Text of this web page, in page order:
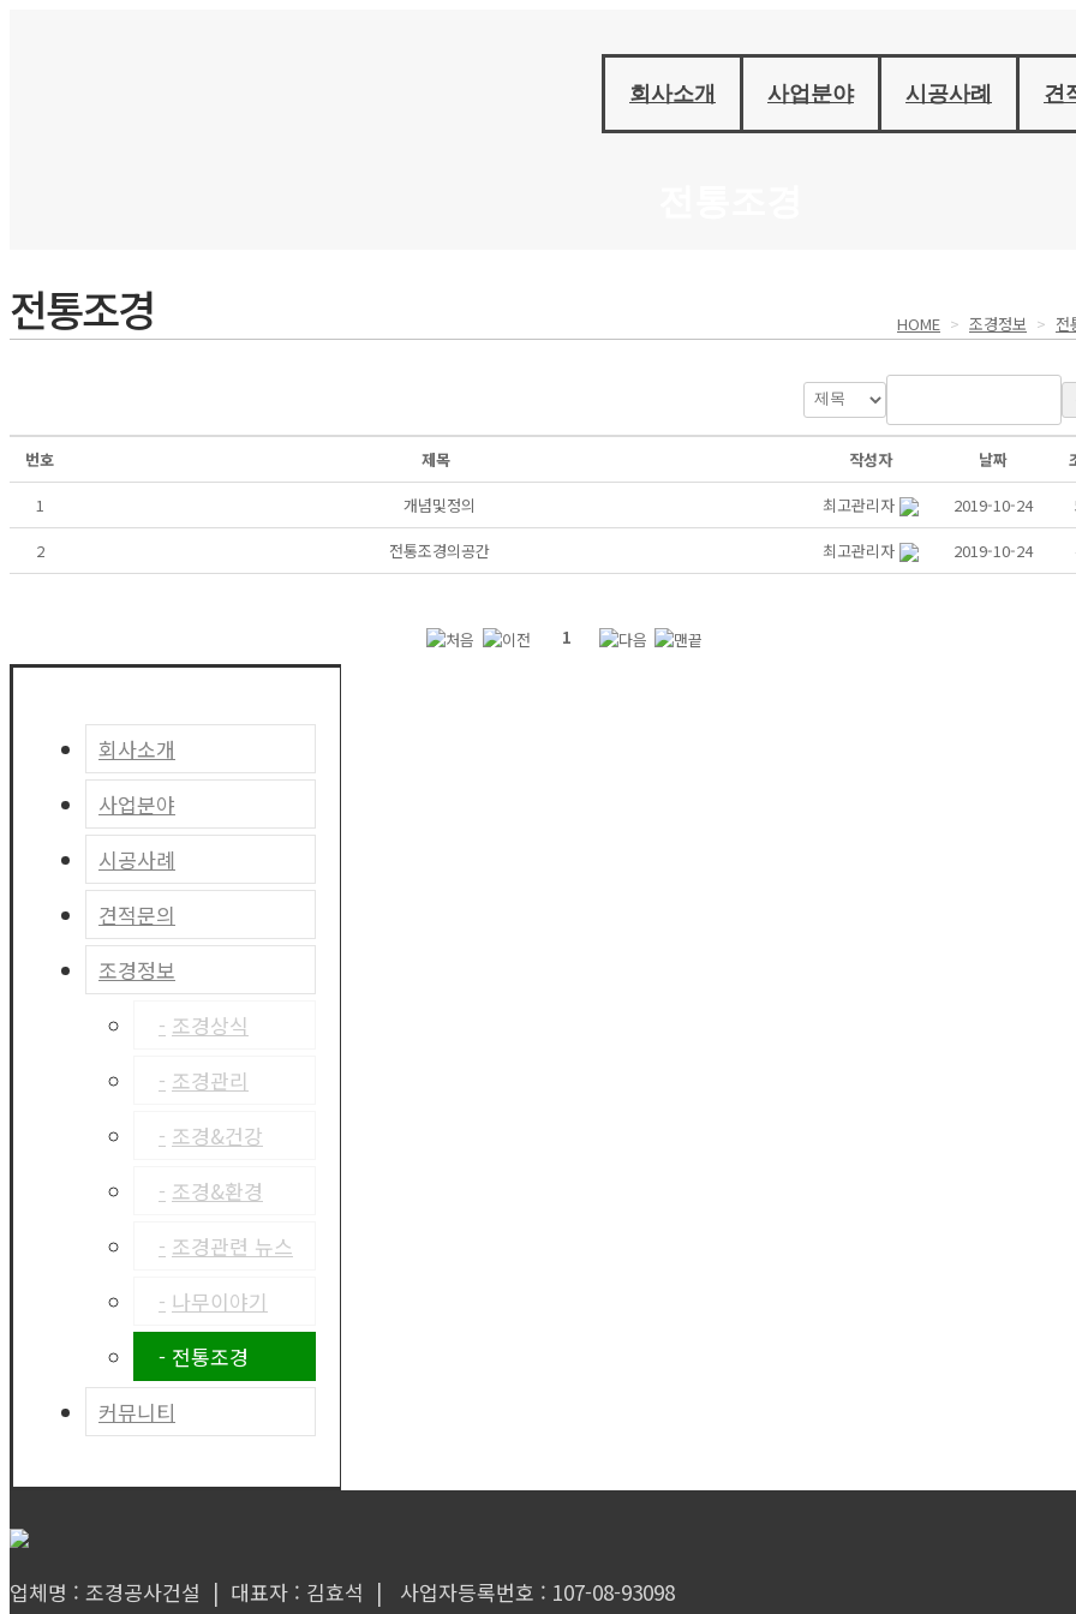
회사소개 사업분야 시공사례 견
전통조경 HOME > 조경정보 > 전
번호 제목 작성자 날짜
1
개념및정의 최고관리자 2019-10-24
2
전통조경의공간 최고관리자 2019-10-24
1
회사소개
인사말
경영이념 및 비
전
오시는길
사업분야
조경설계
조경시공
조경관리
시공사례
실외조경
실내조경
옥상조경
발코니조경
조경관리
견적문의
견적문의
프로세스
조경정보
조경상식
조경관리
조경&건강
조경&환경
조경관련 뉴스
나무이야기
전통조경
커뮤니티
자유게시판
업체명 : 조경공사건설 | 대표자 : 김효석 | 사업자등록번호 : 107-08-93098